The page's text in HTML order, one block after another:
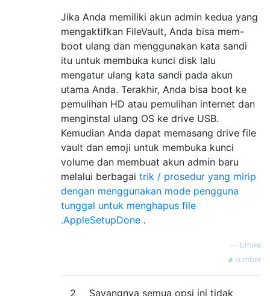
Jika Anda memiliki akun admin kedua yang
mengaktifkan FileVault, Anda bisa mem-
boot ulang dan menggunakan kata sandi
itu untuk membuka kunci disk lalu
mengatur ulang kata sandi pada akun
utama Anda. Terakhir, Anda bisa boot ke
pemulihan HD atau pemulihan internet dan
menginstal ulang OS ke drive USB.
Kemudian Anda dapat memasang drive file
vault dan emoji untuk membuka kunci
volume dan membuat akun admin baru
melalui berbagai trik / prosedur yang mirip
dengan menggunakan mode pengguna
tunggal untuk menghapus file
.AppleSetupDone .
bmike
sumber
2 Sayangnya semua opsi ini tidak